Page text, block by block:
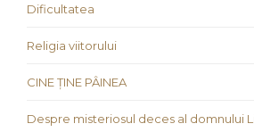
Dificultatea
Religia viitorului
CINE ȚINE PÂINEA
Despre misteriosul deces al domnului